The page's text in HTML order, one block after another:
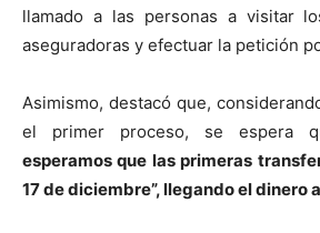
llamado a las personas a visitar
aseguradoras y efectuar la petición
Asimismo, destacó que,
el primer proceso, se espera
esperamos que las primeras
17 de diciembre”, llegando el dinero